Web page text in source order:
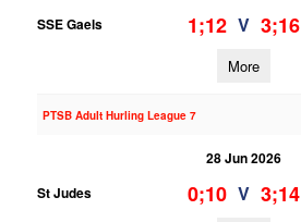
SSE Gaels
1;12 V 3;16
More
PTSB Adult Hurling League 7
28 Jun 2026
St Judes
0;10 V 3;14